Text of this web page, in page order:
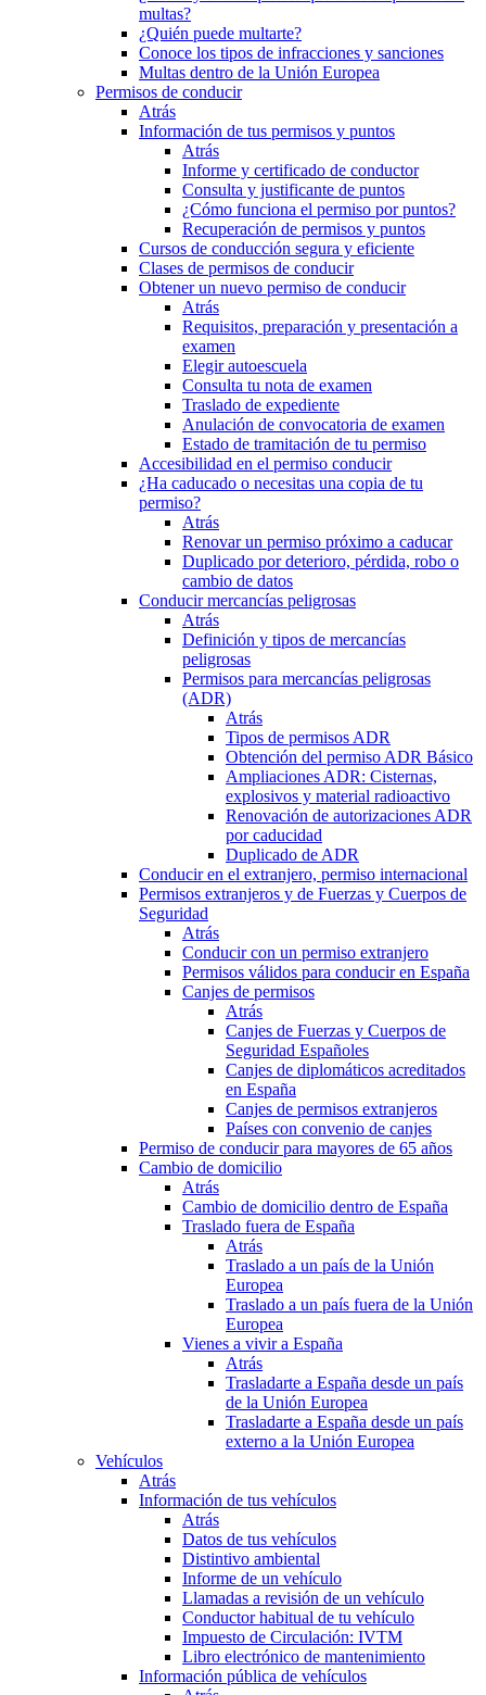
multas?
¿Quién puede multarte?
Conoce los tipos de infracciones y sanciones
Multas dentro de la Unión Europea
Permisos de conducir
Atrás
Información de tus permisos y puntos
Atrás
Informe y certificado de conductor
Consulta y justificante de puntos
¿Cómo funciona el permiso por puntos?
Recuperación de permisos y puntos
Cursos de conducción segura y eficiente
Clases de permisos de conducir
Obtener un nuevo permiso de conducir
Atrás
Requisitos, preparación y presentación a
examen
Elegir autoescuela
Consulta tu nota de examen
Traslado de expediente
Anulación de convocatoria de examen
Estado de tramitación de tu permiso
Accesibilidad en el permiso conducir
¿Ha caducado o necesitas una copia de tu
permiso?
Atrás
Renovar un permiso próximo a caducar
Duplicado por deterioro, pérdida, robo o
cambio de datos
Conducir mercancías peligrosas
Atrás
Definición y tipos de mercancías
peligrosas
Permisos para mercancías peligrosas
(ADR)
Atrás
Tipos de permisos ADR
Obtención del permiso ADR Básico
Ampliaciones ADR: Cisternas,
explosivos y material radioactivo
Renovación de autorizaciones ADR
por caducidad
Duplicado de ADR
Conducir en el extranjero, permiso internacional
Permisos extranjeros y de Fuerzas y Cuerpos de
Seguridad
Atrás
Conducir con un permiso extranjero
Permisos válidos para conducir en España
Canjes de permisos
Atrás
Canjes de Fuerzas y Cuerpos de
Seguridad Españoles
Canjes de diplomáticos acreditados
en España
Canjes de permisos extranjeros
Países con convenio de canjes
Permiso de conducir para mayores de 65 años
Cambio de domicilio
Atrás
Cambio de domicilio dentro de España
Traslado fuera de España
Atrás
Traslado a un país de la Unión
Europea
Traslado a un país fuera de la Unión
Europea
Vienes a vivir a España
Atrás
Trasladarte a España desde un país
de la Unión Europea
Trasladarte a España desde un país
externo a la Unión Europea
Vehículos
Atrás
Información de tus vehículos
Atrás
Datos de tus vehículos
Distintivo ambiental
Informe de un vehículo
Llamadas a revisión de un vehículo
Conductor habitual de tu vehículo
Impuesto de Circulación: IVTM
Libro electrónico de mantenimiento
Información pública de vehículos